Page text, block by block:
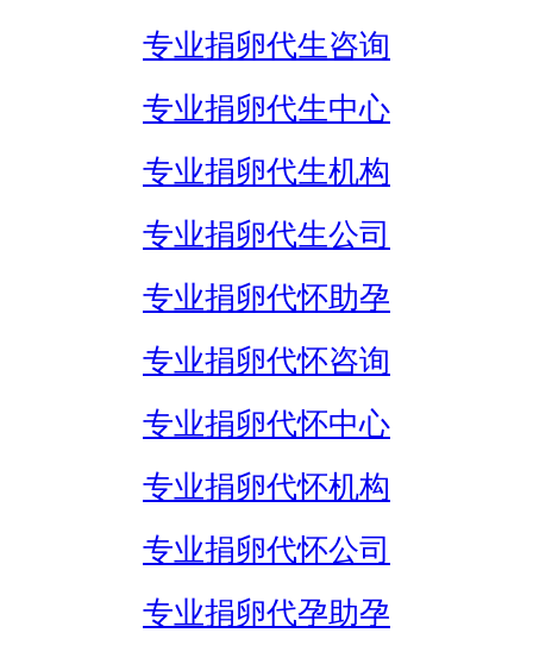
专业捐卵代生咨询
专业捐卵代生中心
专业捐卵代生机构
专业捐卵代生公司
专业捐卵代怀助孕
专业捐卵代怀咨询
专业捐卵代怀中心
专业捐卵代怀机构
专业捐卵代怀公司
专业捐卵代孕助孕